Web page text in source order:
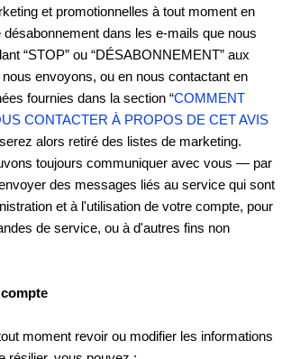
et promotionnelles à tout moment en
désabonnement dans les e-mails que nous
“STOP” ou “DÉSABONNEMENT” aux
envoyons, ou en nous contactant en
fournies dans la section “COMMENT
CONTACTER À PROPOS DE CET AVIS
alors retiré des listes de marketing.
toujours communiquer avec vous — par
des messages liés au service qui sont
et à l'utilisation de votre compte, pour
de service, ou à d'autres fins non
moment revoir ou modifier les informations